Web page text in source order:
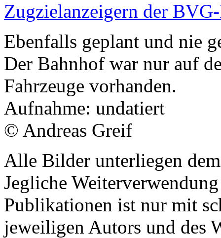
Ebenfalls geplant und nie
Der Bahnhof war nur auf
Fahrzeuge vorhanden.
Aufnahme: undatiert
© Andreas Greif
Alle Bilder unterliegen
Jegliche
Publikationen ist nur mit
jeweiligen Autors und des